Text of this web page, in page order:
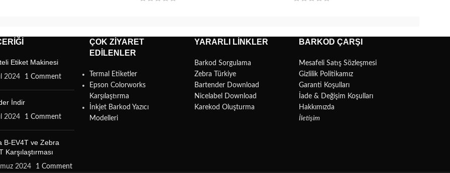
Etiket Makinesi
2024 1 Comment
İndir
2024 1 Comment
B-EV4T ve Zebra
Karşılaştırması
2024 1 Comment
ÇOK ZIYARET
EDILENLER
Termal Etiketler
Epson Colorworks
Karşılaştırma
İnkjet Barkod Yazıcı
Modelleri
YARARLI LINKLER
Barkod Sorgulama
Zebra Türkiye
Bartender Download
Nicelabel Download
Karekod Oluşturma
BARKOD ÇARŞI
Mesafeli Satış Sözleşmesi
Gizlilik Politikamız
Garanti Koşulları
İade & Değişim Koşulları
Hakkımızda
İletişim